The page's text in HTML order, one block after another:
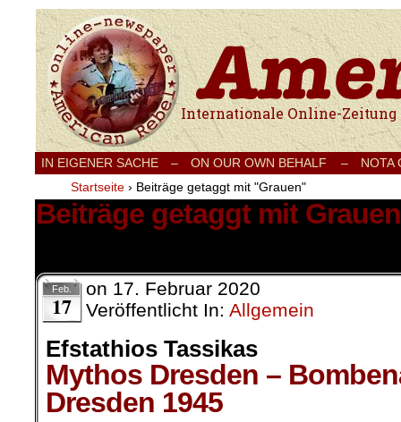
Internationale Onlinezeitung für Frieden,
IN EIGENER SACHE – ON OUR OWN BEHALF –
NOTA
Startseite › Beiträge getaggt mit "Grauen"
Beiträge getaggt mit Grauen
Feb.
17
on 17. Februar 2020
Veröffentlicht In: Allgemein
Efstathios Tassikas
Mythos Dresden –
Dresden 1945